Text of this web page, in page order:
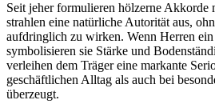
Seit jeher formulieren hölzerne Akkorde
strahlen eine natürliche Autorität aus,
aufdringlich zu wirken. Wenn Herren ein
symbolisieren sie Stärke und
verleihen dem Träger eine markante
geschäftlichen Alltag als auch bei
überzeugt.